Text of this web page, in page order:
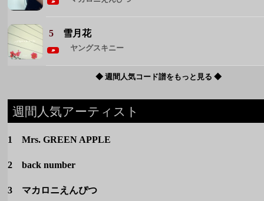
1 Mrs. GREEN APPLE
3 マカロニえんぴつ
4 ヨルシカ